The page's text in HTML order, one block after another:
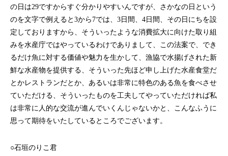
の日は29ですからすぐ分かりやすいんですが、さかなの日という
のを文字で例えると3から7では、3日間、4日間、その日にちを設
定しておりますから、そういったような消費拡大に向けた取り組
みを水産庁ではやっているわけでありまして、この法案で、でき
るだけ魚に対する価値や魅力を生かして、漁協で水揚げされた新
鮮な水産物を提供する、そういった先ほど申し上げた水産食堂だ
とかレストランだとか、あるいは非常に特色のある魚を食べさせ
ていただける、そういったものを工夫してやっていただければ私
は非常に人的な交流が進んでいくんじゃないかと、こんなふうに
思って期待をいたしているところでございます。
○石垣のりこ君